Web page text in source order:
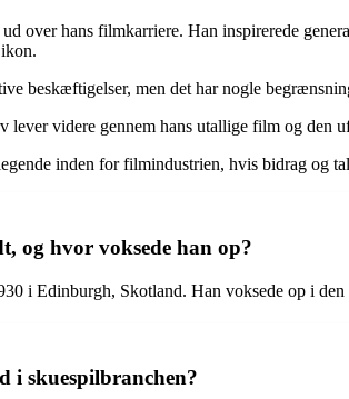
over hans filmkarriere. Han inspirerede
beskæftigelser, men det har nogle
lever videre gennem hans utallige film og
inden for filmindustrien, hvis bidrag og
og hvor voksede han op?
i Edinburgh, Skotland. Han voksede op i
i skuespilbranchen?